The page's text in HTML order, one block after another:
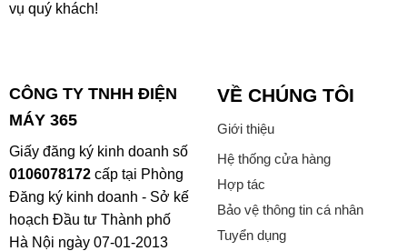
vụ quý khách!
CÔNG TY TNHH ĐIỆN
MÁY 365
Giấy đăng ký kinh doanh số
0106078172cấp tại Phòng
Đăng ký kinh doanh - Sở kế
hoạch Đầu tư Thành phố
Hà Nội ngày 07-01-2013
VỀ CHÚNG TÔI
Giới thiệu
Hệ thống cửa hàng
Hợp tác
Bảo vệ thông tin cá nhân
Tuyển dụng